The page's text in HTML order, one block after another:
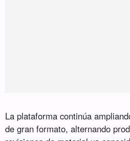
La plataforma continúa
de gran formato, alternando